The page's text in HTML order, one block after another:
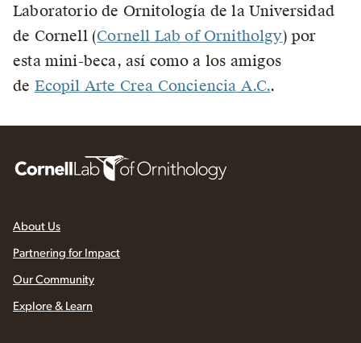
Laboratorio de Ornitología de la Universidad
de Cornell (Cornell Lab of Ornitholgy) por
esta mini-beca, así como a los amigos
de Ecopil Arte Crea Conciencia A.C..
About Us
Partnering for Impact
Our Community
Explore & Learn